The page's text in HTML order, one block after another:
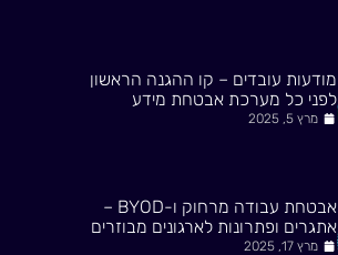
מודעות עובדים – קו ההגנה הראשון
לפני כל מערכת אבטחת מידע
מרץ 5, 2025
אבטחת עבודה מרחוק ו-BYOD –
אתגרים ופתרונות לארגונים מבוזרים
מרץ 17, 2025